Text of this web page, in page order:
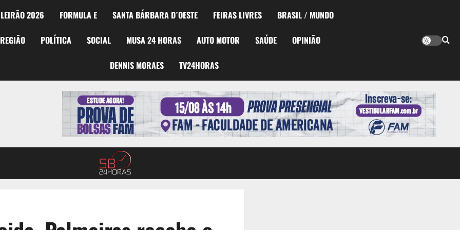
2026 FORMULA E SANTA BÁRBARA D´OESTE FEIRAS LIVRES BRASIL / MUNDO
REGIÃO POLÍTICA SOCIAL MUSA 24 HORAS AUTO MOTOR SAÚDE OPINIÃO
DENNIS MORAES TV24HORAS